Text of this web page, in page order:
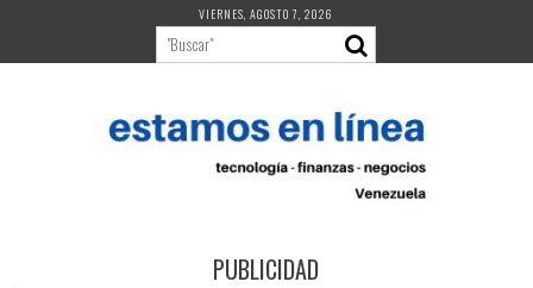
contenido
VIERNES, AGOSTO 7, 2026
PUBLICIDAD